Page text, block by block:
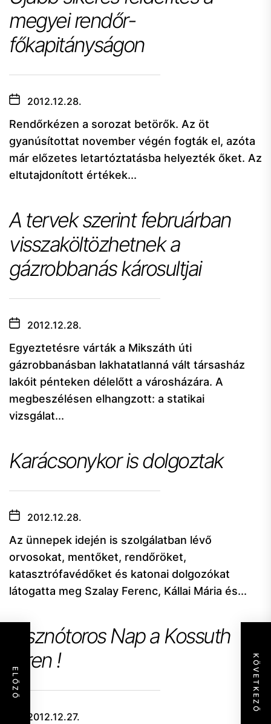
ELŐZŐ KÖVETKEZŐ
megyei rendőr-
főkapitányságon
2012.12.28.
Rendőrkézen a sorozat betörők. Az öt
gyanúsítottat november végén fogták el, azóta
már előzetes letartóztatásba helyezték őket. Az
eltutajdonított értékek...
A tervek szerint februárban
visszaköltözhetnek a
gázrobbanás károsultjai
2012.12.28.
Egyeztetésre várták a Mikszáth úti
gázrobbanásban lakhatatlanná vált társasház
lakóit pénteken délelőtt a városházára. A
megbeszélésen elhangzott: a statikai
vizsgálat...
Karácsonykor is dolgoztak
2012.12.28.
Az ünnepek idején is szolgálatban lévő
orvosokat, mentőket, rendőröket,
katasztrófavédőket és katonai dolgozókat
látogatta meg Szalay Ferenc, Kállai Mária és...
Disznótoros Nap a Kossuth
téren !
2012.12.27.